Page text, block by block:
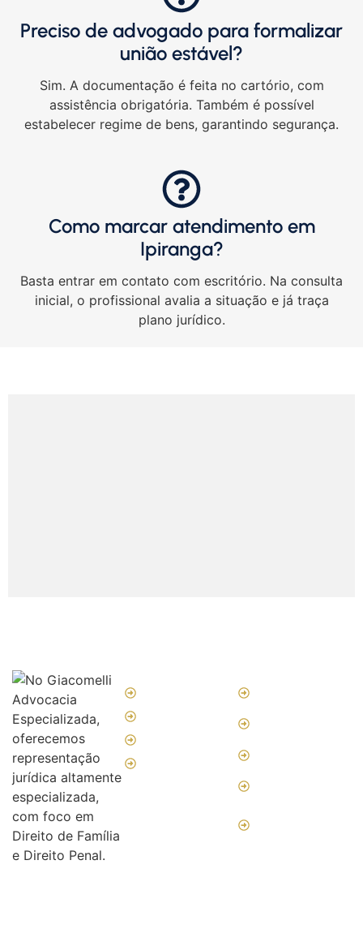
Preciso de advogado para formalizar
união estável?
Sim. A documentação é feita no cartório, com
assistência obrigatória. Também é possível
estabelecer regime de bens, garantindo segurança.
Como marcar atendimento em
Ipiranga?
Basta entrar em contato com escritório. Na consulta
inicial, o profissional avalia a situação e já traça
plano jurídico.